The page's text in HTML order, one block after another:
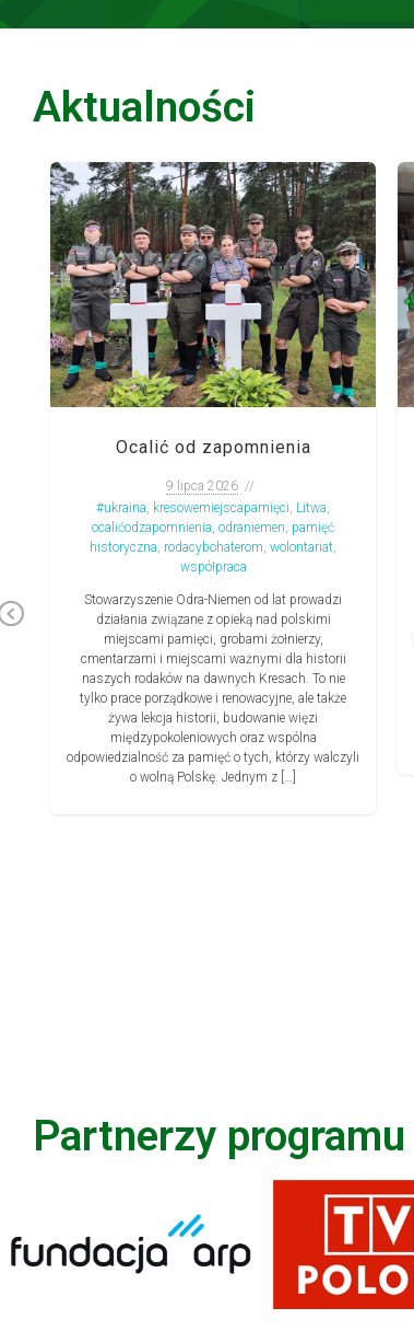
Aktualności
Previous
Ocalić od zapomnienia
9 lipca 2026
#ukraina kresowemiejscapamięci Litwa
ocalićodzapomnienia ,odraniemen pamięć
historyczna rodacybohaterom ,wolontariat
współpraca
Stowarzyszenie Odra-Niemen od lat prowadzi
działania związane z opieką nad polskimi
miejscami pamięci, grobami żołnierzy,
cmentarzami i miejscami ważnymi dla historii
naszych rodaków na dawnych Kresach. To nie
tylko prace porządkowe i renowacyjne, ale także
żywa lekcja historii, budowanie więzi
międzypokoleniowych oraz wspólna
odpowiedzialność za pamięć o tych, którzy walczyli
o wolną Polskę. Jednym z […]
Partnerzy programu